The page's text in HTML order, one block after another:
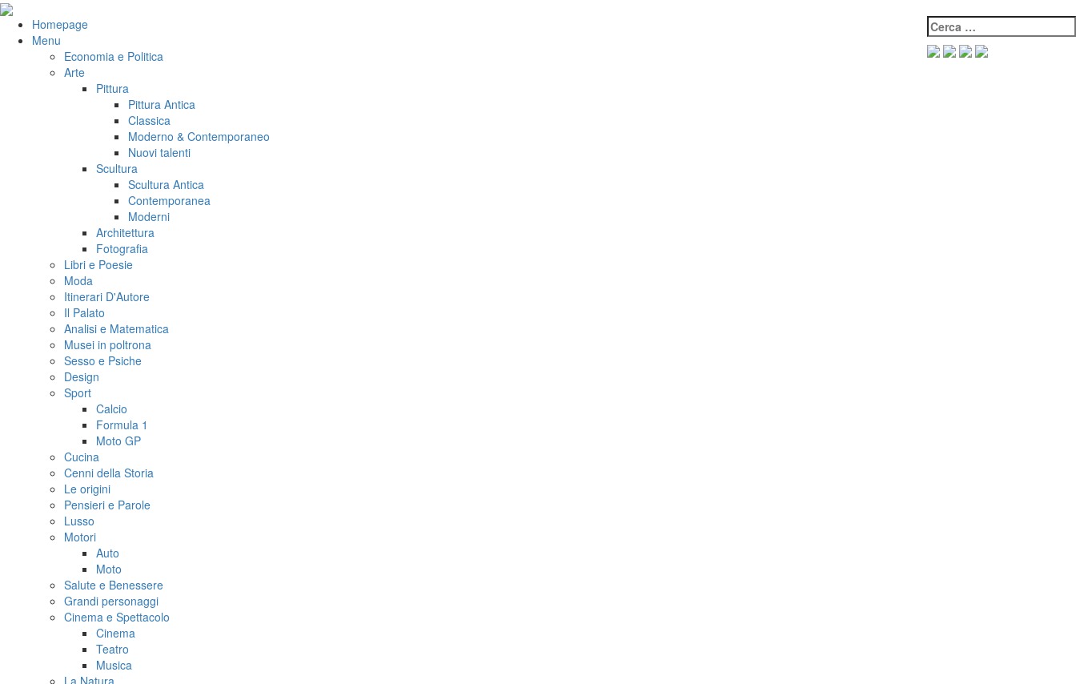
Salta
contenuto
VeniVidiVici Cerca:
Homepage
Menu
Economia e Politica
Arte
Pittura
Pittura Antica
Classica
Moderno & Contemporaneo
Nuovi talenti
Scultura
Scultura Antica
Contemporanea
Moderni
Architettura
Fotografia
Libri e Poesie
Moda
Itinerari D'Autore
Il Palato
Analisi e Matematica
Musei in poltrona
Sesso e Psiche
Design
Sport
Calcio
Formula 1
Moto GP
Cucina
Cenni della Storia
Le origini
Pensieri e Parole
Lusso
Motori
Auto
Moto
Salute e Benessere
Grandi personaggi
Cinema e Spettacolo
Cinema
Teatro
Musica